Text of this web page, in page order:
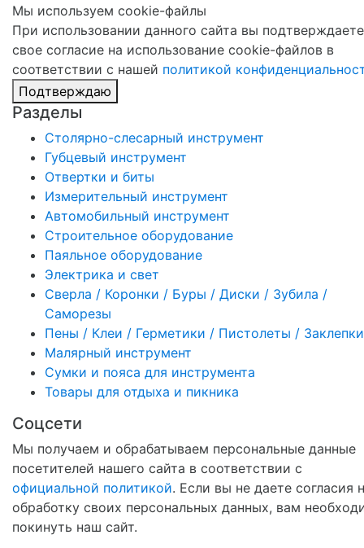
Мы используем cookie-файлы
При использовании данного сайта вы подтверждаете
свое согласие на использование cookie-файлов в
соответствии с нашей политикой
Подтверждаю
Разделы
Столярно-слесарный инструмент
Губцевый инструмент
Отвертки и биты
Измерительный инструмент
Автомобильный инструмент
Строительное оборудование
Паяльное оборудование
Электрика и свет
Сверла / Коронки / Буры / Диски / Зубила /
Саморезы
Пены / Клеи / Герметики / Пистолеты / Заклепки
Малярный инструмент
Сумки и пояса для инструмента
Товары для отдыха и пикника
Соцсети
Мы получаем и обрабатываем персональные данные
посетителей нашего сайта в соответствии с
официальной политикой. Если вы не даете согласия
обработку своих персональных данных, вам
покинуть наш сайт.